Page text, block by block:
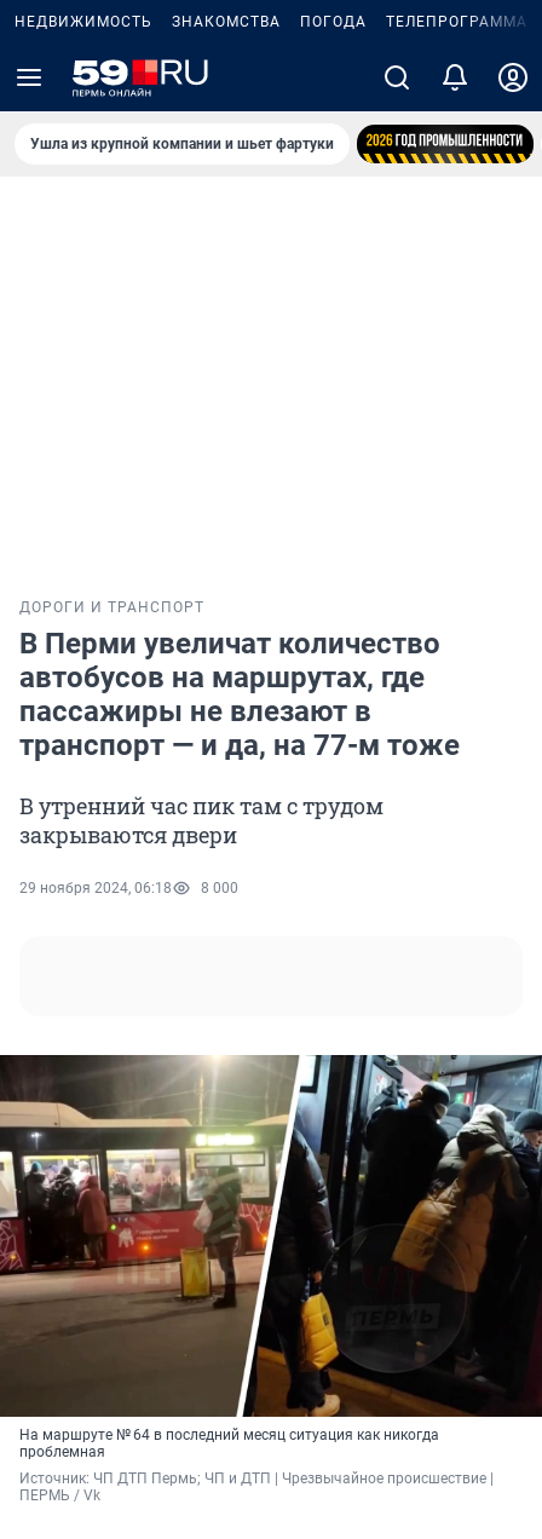
НЕДВИЖИМОСТЬ ЗНАКОМСТВА ПОГОДА ТЕЛЕПРОГРАММА
Ушла из крупной компании и шьет фартуки
ДОРОГИ И ТРАНСПОРТ
В Перми увеличат количество
автобусов на маршрутах, где
пассажиры не влезают в
транспорт — и да, на 77-м тоже
В утренний час пик там с трудом
закрываются двери
29 ноября 2024, 06:18 8 000
На маршруте № 64 в последний месяц ситуация как никогда
проблемная
Источник: ЧП ДТП Пермь; ЧП и ДТП | Чрезвычайное происшествие |
ПЕРМЬ / Vk